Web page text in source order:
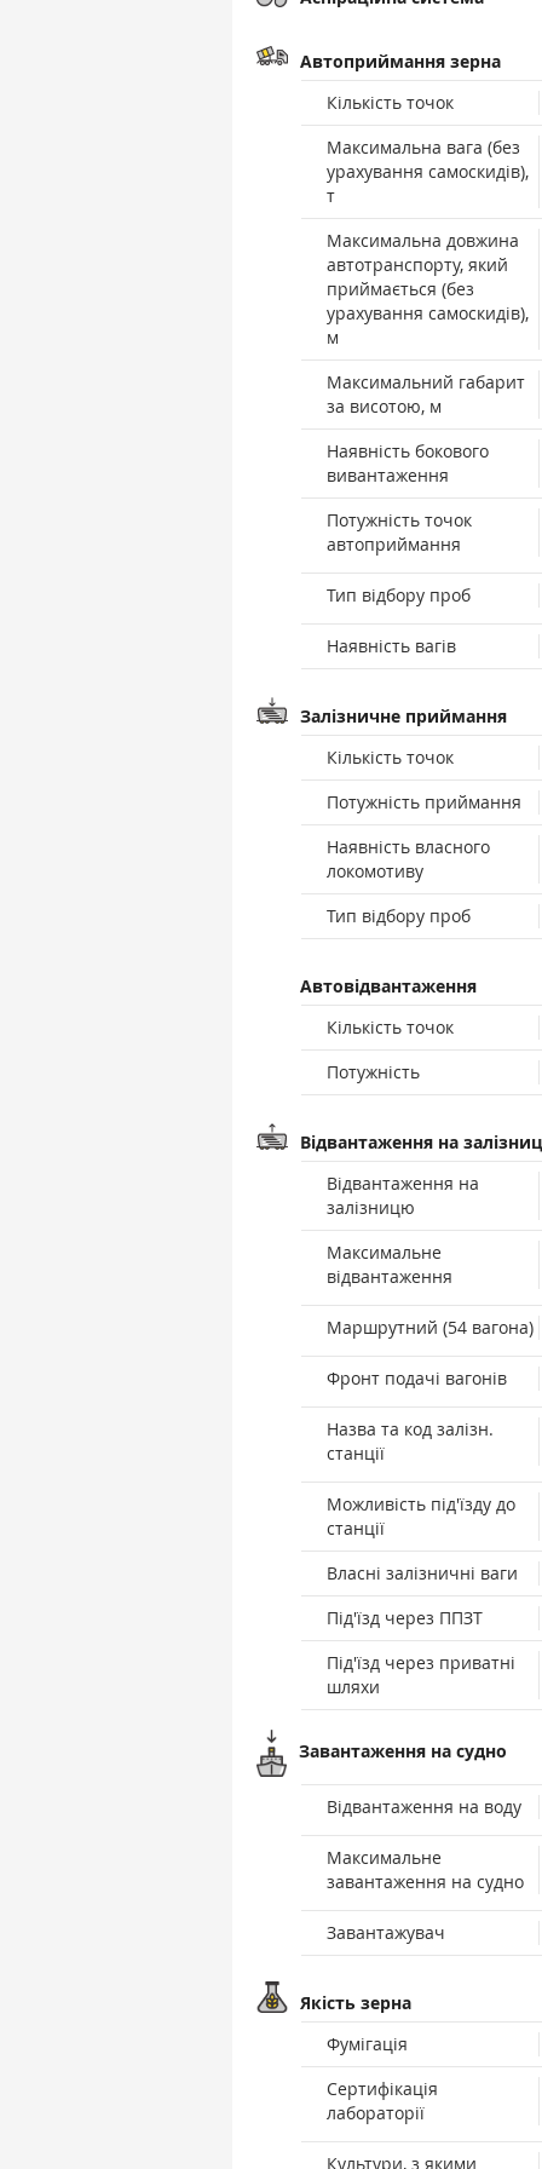
Автоприймання зерна
Кількість точок
Максимальна вага (без
урахування самоскидів),
т
Максимальна довжина
автотранспорту, який
приймається (без
урахування самоскидів),
м
Максимальний габарит
за висотою, м
Наявність бокового
вивантаження
Потужність точок
автоприймання
Тип відбору проб
Наявність вагів
Залізничне приймання
Кількість точок
Потужність приймання
Наявність власного
локомотиву
Тип відбору проб
Автовідвантаження
Кількість точок
Потужність
Відвантаження на
Відвантаження на
залізницю
Максимальне
відвантаження
Маршрутний (54 вагона)
Фронт подачі вагонів
Назва та код залізн.
станції
Можливість під'їзду до
станції
Власні залізничні ваги
Під'їзд через ППЗТ
Під'їзд через приватні
шляхи
Завантаження на судно
Відвантаження на воду
Максимальне
завантаження на судно
Завантажувач
Якість зерна
Фумігація
Сертифікація
лабораторії
Культури, з якими